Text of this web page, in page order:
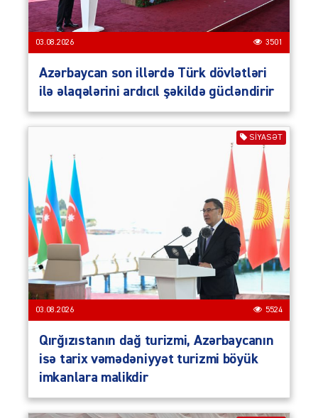
03.08.2026 3501
Azərbaycan son illərdə Türk dövlətləri
ilə əlaqələrini ardıcıl şəkildə gücləndirir
SIYASƏT
03.08.2026 5524
Qırğızıstanın dağ turizmi, Azərbaycanın
isə tarix vəmədəniyyət turizmi böyük
imkanlara malikdir